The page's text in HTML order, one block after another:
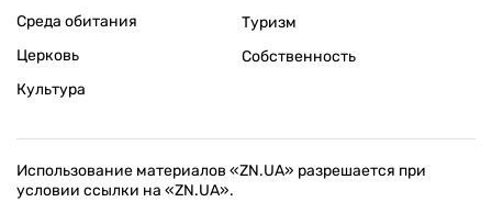
Среда обитания
Церковь
Культура
Туризм
Собственность
Использование материалов «ZN.UA» разрешается при
условии ссылки на «ZN.UA».